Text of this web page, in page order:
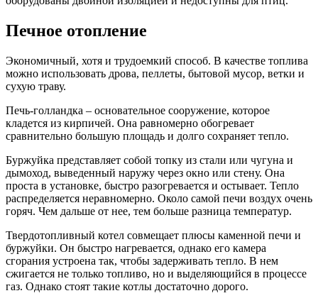
Печное отопление
Экономичный, хотя и трудоемкий способ. В качестве топлива
можно использовать дрова, пеллеты, бытовой мусор, ветки и
сухую траву.
Печь-голландка – основательное сооружение, которое
кладется из кирпичей. Она равномерно обогревает
сравнительно большую площадь и долго сохраняет тепло.
Буржуйка представляет собой топку из стали или чугуна и
дымоход, выведенный наружу через окно или стену. Она
проста в установке, быстро разогревается и остывает. Тепло
распределяется неравномерно. Около самой печи воздух очень
горяч. Чем дальше от нее, тем больше разница температур.
Твердотопливный котел совмещает плюсы каменной печи и
буржуйки. Он быстро нагревается, однако его камера
сгорания устроена так, чтобы задерживать тепло. В нем
сжигается не только топливо, но и выделяющийся в процессе
газ. Однако стоят такие котлы достаточно дорого.